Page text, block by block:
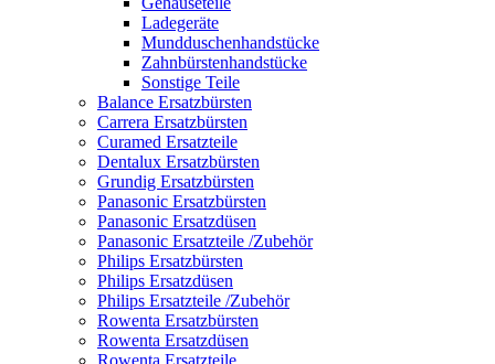
Ladegeräte
Mundduschenhandstücke
Zahnbürstenhandstücke
Sonstige Teile
Balance Ersatzbürsten
Carrera Ersatzbürsten
Curamed Ersatzteile
Dentalux Ersatzbürsten
Grundig Ersatzbürsten
Panasonic Ersatzbürsten
Panasonic Ersatzdüsen
Panasonic Ersatzteile /Zubehör
Philips Ersatzbürsten
Philips Ersatzdüsen
Philips Ersatzteile /Zubehör
Rowenta Ersatzbürsten
Rowenta Ersatzdüsen
Rowenta Ersatzteile